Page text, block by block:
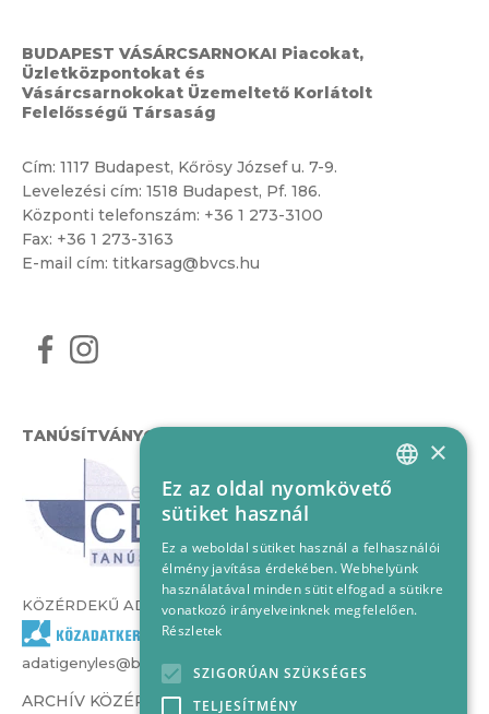
BUDAPEST VÁSÁRCSARNOKAI Piacokat,
Üzletközpontokat és
Vásárcsarnokokat Üzemeltető Korlátolt
Felelősségű Társaság
Cím: 1117 Budapest, Kőrösy József u. 7-9.
Levelezési cím: 1518 Budapest, Pf. 186.
Központi telefonszám: +36 1 273-3100
Fax: +36 1 273-3163
E-mail cím: titkarsag@bvcs.hu
TANÚSÍTVÁNYOK
KÖZÉRDEKŰ ADATOK
adatigenyles@bvcs.hu
ARCHÍV KÖZÉRDEKŰ ADATOK –
HUNGARIAN
×
Ez az oldal nyomkövető
sütiket használ
Ez a weboldal sütiket használ a felhasználói
élmény javítása érdekében. Webhelyünk
használatával minden sütit elfogad a sütikre
vonatkozó irányelveinknek megfelelően.
Részletek
SZIGORÚAN SZÜKSÉGES
TELJESÍTMÉNY